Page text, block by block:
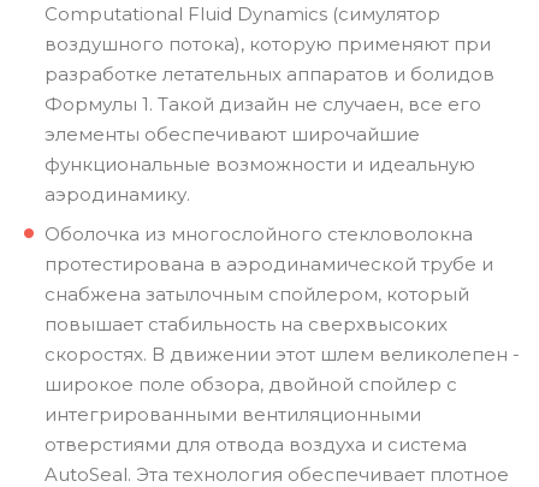
Computational Fluid Dynamics (симулятор
воздушного потока), которую применяют при
разработке летательных аппаратов и болидов
Формулы 1. Такой дизайн не случаен, все его
элементы обеспечивают широчайшие
функциональные возможности и идеальную
аэродинамику.
Оболочка из многослойного стекловолокна
протестирована в аэродинамической трубе и
снабжена затылочным спойлером, который
повышает стабильность на сверхвысоких
скоростях. В движении этот шлем великолепен -
широкое поле обзора, двойной спойлер с
интегрированными вентиляционными
отверстиями для отвода воздуха и система
AutoSeal. Эта технология обеспечивает плотное